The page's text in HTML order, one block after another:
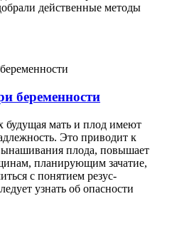
действенные методы
беременности
будущая мать и плод имеют
Это приводит к
плода, повышает
планирующим зачатие,
с понятием резус-
узнать об опасности